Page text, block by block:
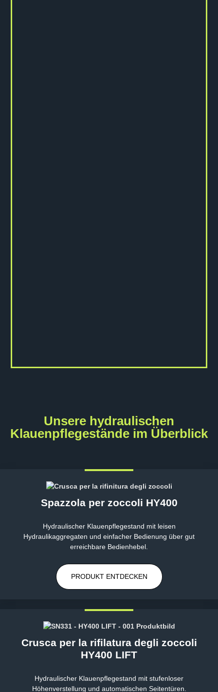
Unsere hydraulischen
Klauenpflegestände im Überblick
Spazzola per zoccoli HY400
Hydraulischer Klauenpflegestand mit leisen
Hydraulikaggregaten und einfacher Bedienung über gut
erreichbare Bedienhebel.
PRODUKT ENTDECKEN
Crusca per la rifilatura degli zoccoli
HY400 LIFT
Hydraulischer Klauenpflegestand mit stufenloser
Höhenverstellung und automatischen Seitentüren.